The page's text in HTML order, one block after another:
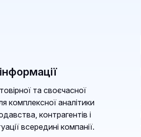
та своєчасної
комплексної аналітики
контрагентів і
всередині компанії.